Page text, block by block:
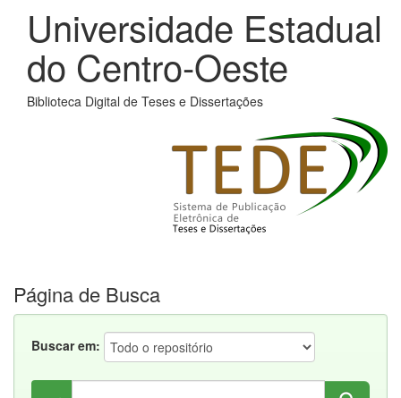
Universidade Estadual
do Centro-Oeste
Biblioteca Digital de Teses e Dissertações
Página de Busca
Buscar em: